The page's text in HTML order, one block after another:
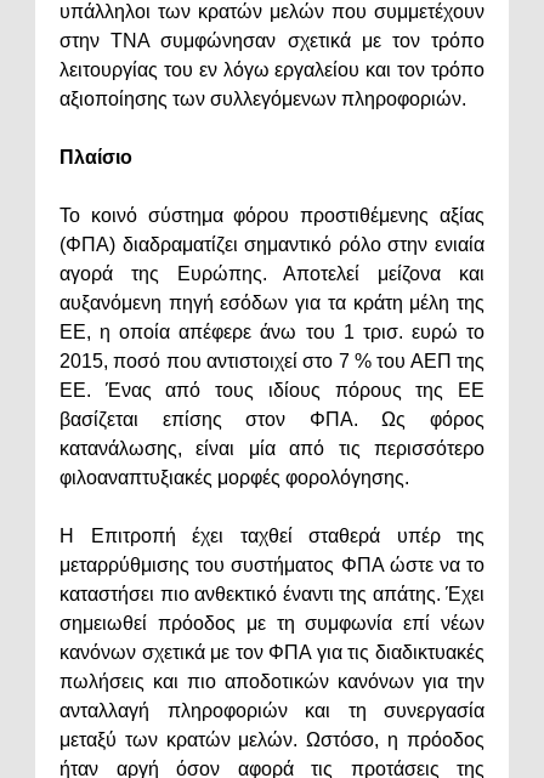
υπάλληλοι των κρατών μελών που συμμετέχουν
στην TNA συμφώνησαν σχετικά με τον τρόπο
λειτουργίας του εν λόγω εργαλείου και τον τρόπο
αξιοποίησης των συλλεγόμενων πληροφοριών.
Πλαίσιο
Το κοινό σύστημα φόρου προστιθέμενης αξίας
(ΦΠΑ) διαδραματίζει σημαντικό ρόλο στην ενιαία
αγορά της Ευρώπης. Αποτελεί μείζονα και
αυξανόμενη πηγή εσόδων για τα κράτη μέλη της
ΕΕ, η οποία απέφερε άνω του 1 τρισ. ευρώ το
2015, ποσό που αντιστοιχεί στο 7 % του ΑΕΠ της
ΕΕ. Ένας από τους ιδίους πόρους της ΕΕ
βασίζεται επίσης στον ΦΠΑ. Ως φόρος
κατανάλωσης, είναι μία από τις περισσότερο
φιλοαναπτυξιακές μορφές φορολόγησης.
Η Επιτροπή έχει ταχθεί σταθερά υπέρ της
μεταρρύθμισης του συστήματος ΦΠΑ ώστε να το
καταστήσει πιο ανθεκτικό έναντι της απάτης. Έχει
σημειωθεί πρόοδος με τη συμφωνία επί νέων
κανόνων σχετικά με τον ΦΠΑ για τις διαδικτυακές
πωλήσεις και πιο αποδοτικών κανόνων για την
ανταλλαγή πληροφοριών και τη συνεργασία
μεταξύ των κρατών μελών. Ωστόσο, η πρόοδος
ήταν αργή όσον αφορά τις προτάσεις της